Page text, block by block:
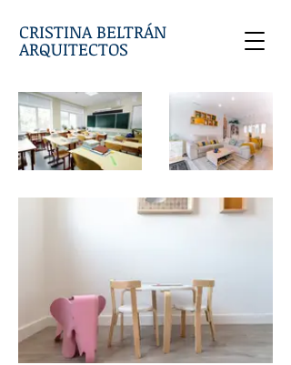
CRISTINA BELTRÁN
ARQUITECTOS